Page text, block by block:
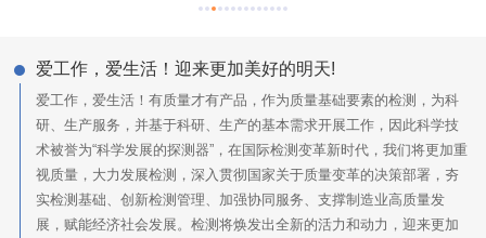
爱工作，爱生活！迎来更加美好的明天!
爱工作，爱生活！有质量才有产品，作为质量基础要素的检测，为科
研、生产服务，并基于科研、生产的基本需求开展工作，因此科学技
术被誉为“科学发展的探测器”，在国际检测变革新时代，我们将更加重
视质量，大力发展检测，深入贯彻国家关于质量变革的决策部署，夯
实检测基础、创新检测管理、加强协同服务、支撑制造业高质量发
展，赋能经济社会发展。检测将焕发出全新的活力和动力，迎来更加